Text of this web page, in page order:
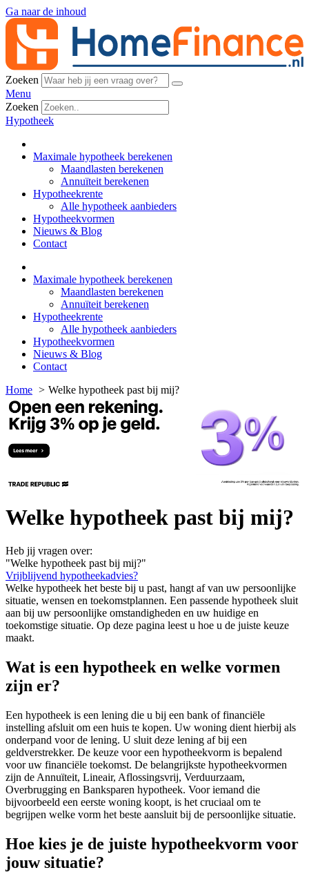
Ga naar de inhoud
Zoeken
Menu
Zoeken
Hypotheek
Maximale hypotheek berekenen
Maandlasten berekenen
Annuïteit berekenen
Hypotheekrente
Alle hypotheek aanbieders
Hypotheekvormen
Nieuws & Blog
Contact
Maximale hypotheek berekenen
Maandlasten berekenen
Annuïteit berekenen
Hypotheekrente
Alle hypotheek aanbieders
Hypotheekvormen
Nieuws & Blog
Contact
Home
Welke hypotheek past bij mij?
Welke hypotheek past bij mij?
Heb jij vragen over:
"Welke hypotheek past bij mij?"
Vrijblijvend hypotheekadvies?
Welke hypotheek het beste bij u past, hangt af van uw persoonlijke
situatie, wensen en toekomstplannen. Een passende hypotheek sluit
aan bij uw persoonlijke omstandigheden en uw huidige en
toekomstige situatie. Op deze pagina leest u hoe u de juiste keuze
maakt.
Wat is een hypotheek en welke vormen
zijn er?
Een hypotheek is een lening die u bij een bank of financiële
instelling afsluit om een huis te kopen. Uw woning dient hierbij als
onderpand voor de lening. U sluit deze lening af bij een
geldverstrekker. De keuze voor een hypotheekvorm is bepalend
voor uw financiële toekomst. De belangrijkste hypotheekvormen
zijn de Annuïteit, Lineair, Aflossingsvrij, Verduurzaam,
Overbrugging en Banksparen hypotheek. Voor iemand die
bijvoorbeeld een eerste woning koopt, is het cruciaal om te
begrijpen welke vorm het beste aansluit bij de persoonlijke situatie.
Hoe kies je de juiste hypotheekvorm voor
jouw situatie?